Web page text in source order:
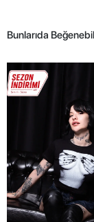
Bunlarıda